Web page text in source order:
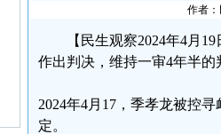
作者：
【民生观察2024年4月
作出判决，维持一审4年半的
2024年4月17，季孝龙被控
定。